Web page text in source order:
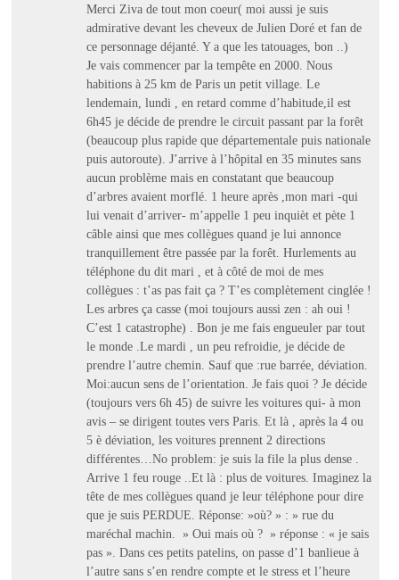
Merci Ziva de tout mon coeur( moi aussi je suis
admirative devant les cheveux de Julien Doré et fan de
ce personnage déjanté. Y a que les tatouages, bon ..)
Je vais commencer par la tempête en 2000. Nous
habitions à 25 km de Paris un petit village. Le
lendemain, lundi , en retard comme d’habitude,il est
6h45 je décide de prendre le circuit passant par la forêt
(beaucoup plus rapide que départementale puis nationale
puis autoroute). J’arrive à l’hôpital en 35 minutes sans
aucun problème mais en constatant que beaucoup
d’arbres avaient morflé. 1 heure après ,mon mari -qui
lui venait d’arriver- m’appelle 1 peu inquièt et pète 1
câble ainsi que mes collègues quand je lui annonce
tranquillement être passée par la forêt. Hurlements au
téléphone du dit mari , et à côté de moi de mes
collègues : t’as pas fait ça ? T’es complètement cinglée !
Les arbres ça casse (moi toujours aussi zen : ah oui !
C’est 1 catastrophe) . Bon je me fais engueuler par tout
le monde .Le mardi , un peu refroidie, je décide de
prendre l’autre chemin. Sauf que :rue barrée, déviation.
Moi:aucun sens de l’orientation. Je fais quoi ? Je décide
(toujours vers 6h 45) de suivre les voitures qui- à mon
avis – se dirigent toutes vers Paris. Et là , après la 4 ou
5 è déviation, les voitures prennent 2 directions
différentes…No problem: je suis la file la plus dense .
Arrive 1 feu rouge ..Et là : plus de voitures. Imaginez la
tête de mes collègues quand je leur téléphone pour dire
que je suis PERDUE. Réponse: »où? » : » rue du
maréchal machin. » Oui mais où ? » réponse : « je sais
pas ». Dans ces petits patelins, on passe d’1 banlieue à
l’autre sans s’en rendre compte et le stress et l’heure